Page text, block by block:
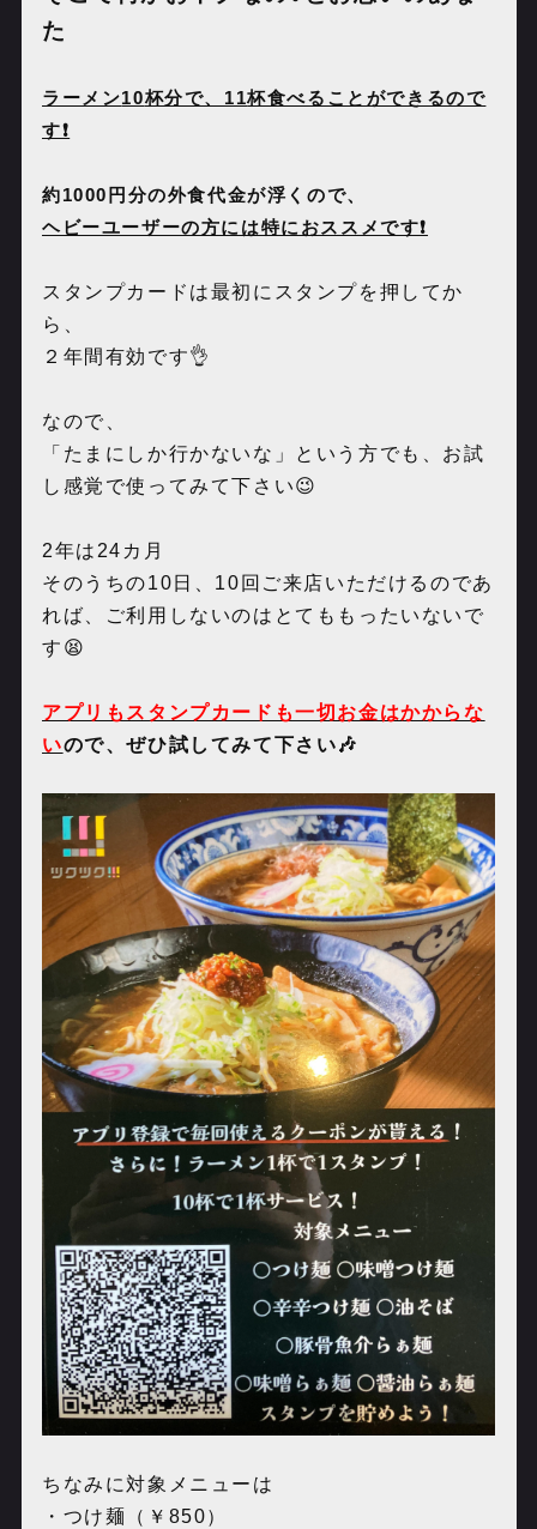
た
ラーメン10杯分で、 11杯食べることができるので
す❗️
約1000 円分の外食代金が浮くので、
ヘビーユーザーの方には特におススメです❗️
スタンプカードは最初にスタンプを押してか
ら、
２年間有効です👌
なので、
「たまにしか行かないな」という方でも、お試
し感覚で使ってみて下さい😉
2年は 24 カ月
そのうちの10 日、 10 回ご来店いただけるのであ
れば、ご利用しないのはとてももったいないで
す😫
アプリもスタンプカードも一切お金はかからな
いので、ぜひ試してみて下さい🎶
ちなみに対象メニューは
・つけ麺（￥ 850）